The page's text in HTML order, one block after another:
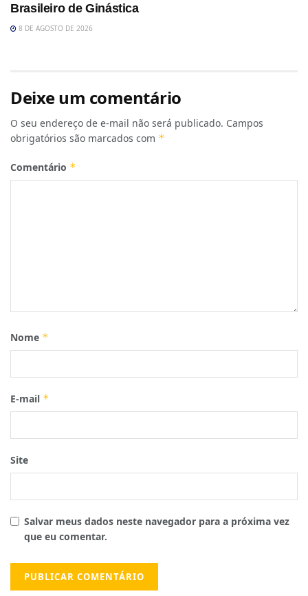
Brasileiro de Ginástica
8 DE AGOSTO DE 2026
Deixe um comentário
O seu endereço de e-mail não será publicado. Campos
obrigatórios são marcados com *
Comentário *
Nome *
E-mail *
Site
Salvar meus dados neste navegador para a próxima vez
que eu comentar.